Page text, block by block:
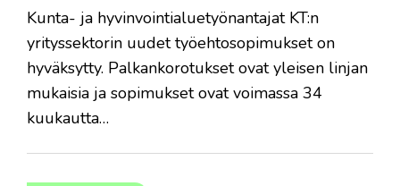
Kunta- ja hyvinvointialuetyönantajat KT:n
yrityssektorin uudet työehtosopimukset on
hyväksytty. Palkankorotukset ovat yleisen linjan
mukaisia ja sopimukset ovat voimassa 34
kuukautta…